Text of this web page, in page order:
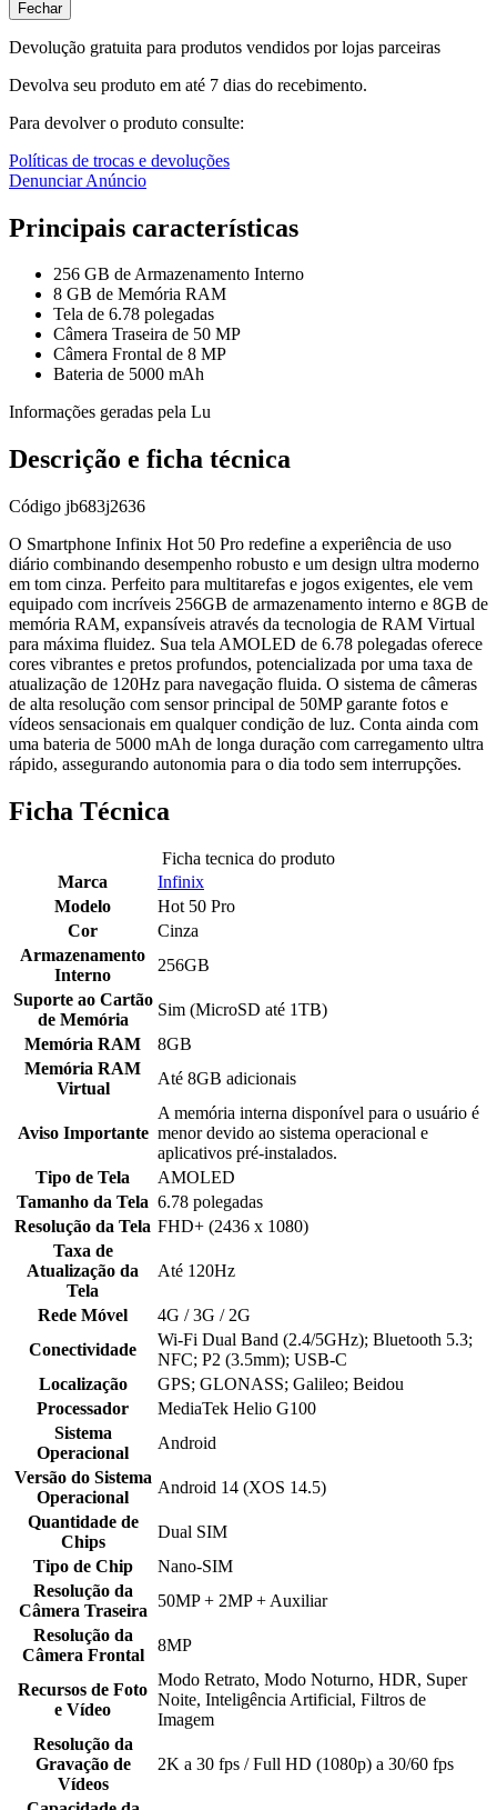
Fechar
Devolução gratuita para produtos vendidos por lojas parceiras
Devolva seu produto em até 7 dias do recebimento.
Para devolver o produto consulte:
Políticas de trocas e devoluções
Denunciar Anúncio
Principais características
256 GB de Armazenamento Interno
8 GB de Memória RAM
Tela de 6.78 polegadas
Câmera Traseira de 50 MP
Câmera Frontal de 8 MP
Bateria de 5000 mAh
Informações geradas pela Lu
Descrição e ficha técnica
Código jb683j2636
O Smartphone Infinix Hot 50 Pro redefine a experiência de uso
diário combinando desempenho robusto e um design ultra moderno
em tom cinza. Perfeito para multitarefas e jogos exigentes, ele vem
equipado com incríveis 256GB de armazenamento interno e 8GB de
memória RAM, expansíveis através da tecnologia de RAM Virtual
para máxima fluidez. Sua tela AMOLED de 6.78 polegadas oferece
cores vibrantes e pretos profundos, potencializada por uma taxa de
atualização de 120Hz para navegação fluida. O sistema de câmeras
de alta resolução com sensor principal de 50MP garante fotos e
vídeos sensacionais em qualquer condição de luz. Conta ainda com
uma bateria de 5000 mAh de longa duração com carregamento ultra
rápido, assegurando autonomia para o dia todo sem interrupções.
Ficha Técnica
Ficha tecnica do produto
Marca
Infinix
Modelo
Hot 50 Pro
Cor
Cinza
Armazenamento
Interno
256GB
Suporte ao Cartão
de Memória
Sim (MicroSD até 1TB)
Memória RAM
8GB
Memória RAM
Virtual
Até 8GB adicionais
Aviso Importante
A memória interna disponível para o usuário é
menor devido ao sistema operacional e
aplicativos pré-instalados.
Tipo de Tela
AMOLED
Tamanho da Tela 6.78 polegadas
Resolução da Tela FHD+ (2436 x 1080)
Taxa de
Atualização da
Tela
Até 120Hz
Rede Móvel
4G / 3G / 2G
Conectividade
Wi-Fi Dual Band (2.4/5GHz); Bluetooth 5.3;
NFC; P2 (3.5mm); USB-C
Localização
GPS; GLONASS; Galileo; Beidou
Processador
MediaTek Helio G100
Sistema
Operacional
Android
Versão do Sistema
Operacional
Android 14 (XOS 14.5)
Quantidade de
Chips
Dual SIM
Tipo de Chip
Nano-SIM
Resolução da
Câmera Traseira
50MP + 2MP + Auxiliar
Resolução da
Câmera Frontal
8MP
Recursos de Foto
e Vídeo
Modo Retrato, Modo Noturno, HDR, Super
Noite, Inteligência Artificial, Filtros de
Imagem
Resolução da
Gravação de
Vídeos
2K a 30 fps / Full HD (1080p) a 30/60 fps